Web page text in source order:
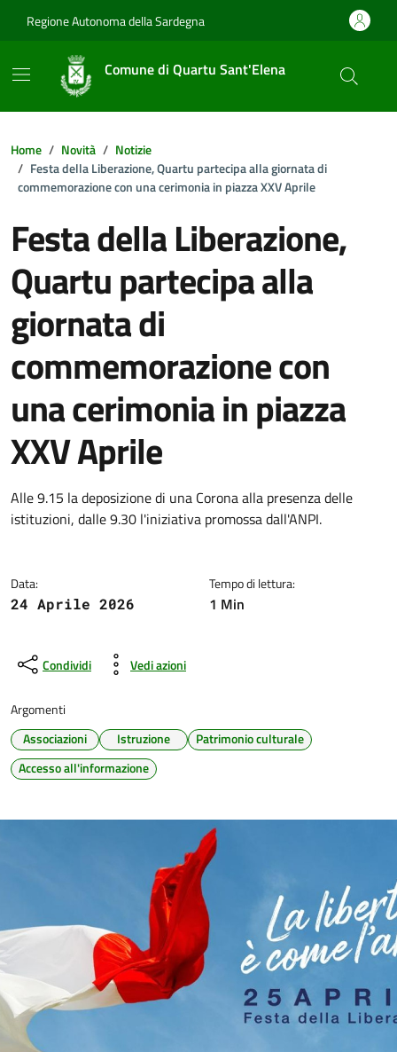
Regione Autonoma della Sardegna
Comune di Quartu Sant'Elena
Home Novità
Notizie
Festa della Liberazione, Quartu partecipa alla giornata di
commemorazione con una cerimonia in piazza XXV Aprile
Festa della Liberazione,
Quartu partecipa alla
giornata di
commemorazione con
una cerimonia in piazza
XXV Aprile
Dettagli della notizia
Alle 9.15 la deposizione di una Corona alla presenza delle
istituzioni, dalle 9.30 l'iniziativa promossa dall'ANPI.
Data:
24 Aprile 2026
Tempo di lettura:
1 Min
Condividi Vedi azioni
Argomenti
Associazioni
Istruzione
Patrimonio culturale
Accesso all'informazione